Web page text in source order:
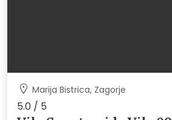
Marija Bistrica, Zagorje
5.0 / 5